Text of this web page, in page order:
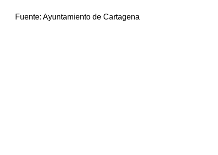
Fuente: Ayuntamiento de Cartagena